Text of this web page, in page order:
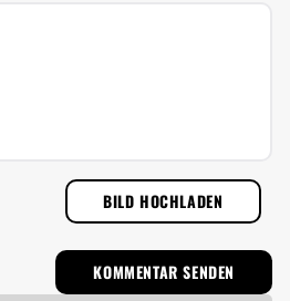
BILD HOCHLADEN